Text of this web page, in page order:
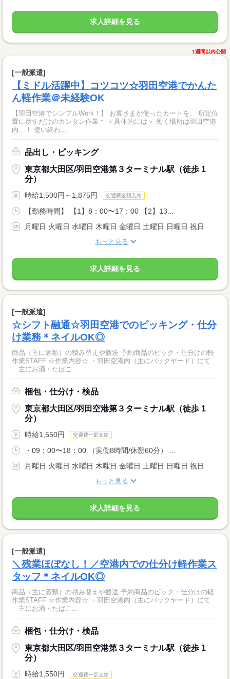
求人詳細を見る
1週間以内公開
[一般派遣]
【ミドル活躍中】コツコツ☆羽田空港でかんた
ん軽作業＠未経験OK
【羽田空港でシンプルWork！】 お客さまが使ったカートを、 所定位
置に戻すだけのカンタン作業＊ ＜具体的には＞ 働く場所は羽田空港
内…！ 使い終わ...
品出し・ピッキング
東京都大田区/羽田空港第３ターミナル駅（徒歩 1
分）
時給1,500円～1,875円 交通費全額支給
【勤務時間】 【1】8：00〜17：00 【2】13...
月曜日 火曜日 水曜日 木曜日 金曜日 土曜日 日曜日 祝日
もっと見る
求人詳細を見る
[一般派遣]
☆シフト融通☆羽田空港でのピッキング・仕分
け業務＊ネイルOK◎
商品（主に酒類）の積み替えや搬送 予約商品のピック・仕分けの軽
作業STAFF ☆作業内容☆ ・羽田空港内（主にバックヤード）にて
主にお酒・たばこ...
梱包・仕分け・検品
東京都大田区/羽田空港第３ターミナル駅（徒歩 1
分）
時給1,550円 交通費一部支給
・09：00〜18：00 （実働8時間/休憩60分） ...
月曜日 火曜日 水曜日 木曜日 金曜日 土曜日 日曜日 祝日
もっと見る
求人詳細を見る
[一般派遣]
＼残業ほぼなし！／空港内での仕分け軽作業ス
タッフ＊ネイルOK◎
商品（主に酒類）の積み替えや搬送 予約商品のピック・仕分けの軽
作業STAFF ☆作業内容☆ ・羽田空港内（主にバックヤード）にて
主にお酒・たばこ...
梱包・仕分け・検品
東京都大田区/羽田空港第３ターミナル駅（徒歩 1
分）
時給1,550円 交通費一部支給